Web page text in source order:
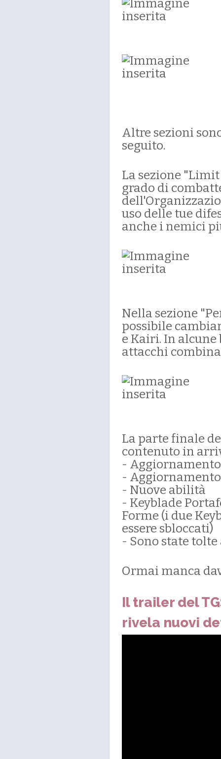
Altre sezioni
seguito.
La sezione
grado di
uso delle tue
anche i nemici
Nella sezione
possibile
e Kairi. In
attacchi
La parte finale
contenuto in
-
-
- Nuove abilità
- Keyblade
Forme (i due
essere sbloccati)
- Sono state
Ormai manca
Il trailer del
rivela nuovi